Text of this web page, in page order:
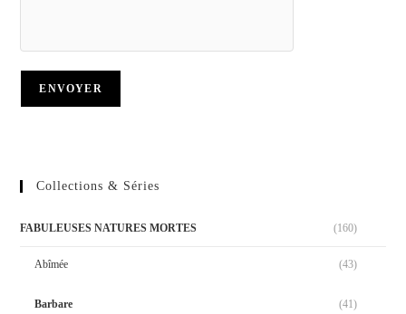
Collections & Séries
FABULEUSES NATURES MORTES (160)
Abîmée (43)
Barbare (41)